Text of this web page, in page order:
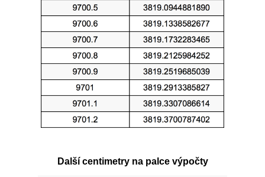
Další centimetry na palce výpočty